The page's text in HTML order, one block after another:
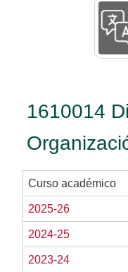
1610014
Curso académico
2025-26
2024-25
2023-24